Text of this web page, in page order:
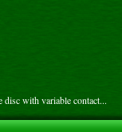
disc with variable contact...